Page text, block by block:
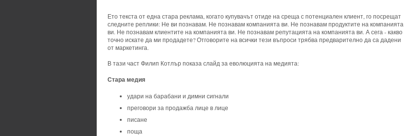
Ето текста от една стара реклама, когато купувачът отиде на среща с потенциален клиент, го посрещат
следните реплики: Не ви познавам. Не познавам компанията ви. Не познавам продуктите на компанията
ви. Не познавам клиентите на компанията ви. Не познавам репутацията на компанията ви. А сега - какво
точно искате да ми продадете? Отговорите на всички тези въпроси трябва предварително да са дадени
от маркетинга.
В тази част Филип Котлър показа слайд за еволюцията на медията:
Стара медия
удари на барабани и димни сигнали
преговори за продажба лице в лице
писане
поща